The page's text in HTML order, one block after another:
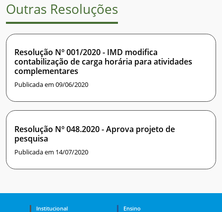
Outras Resoluções
Resolução Nº 001/2020 - IMD modifica
contabilização de carga horária para atividades
complementares
Publicada em 09/06/2020
Resolução Nº 048.2020 - Aprova projeto de
pesquisa
Publicada em 14/07/2020
Institucional
Ensino